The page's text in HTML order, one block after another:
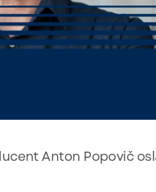
Anton Popovič